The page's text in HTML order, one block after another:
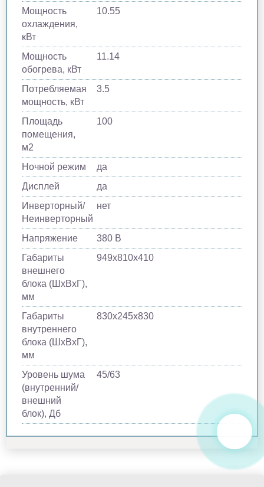
Мощность
охлаждения,
кВт
10.55
Мощность
обогрева, кВт
11.14
Потребляемая
мощность, кВт
3.5
Площадь
помещения,
м2
100
Ночной режим
да
Дисплей
да
Инверторный/
Неинверторный
нет
Напряжение
380 В
Габариты
внешнего
блока (ШхВхГ),
мм
949х810х410
Габариты
внутреннего
блока (ШхВхГ),
мм
830х245х830
Уровень шума
(внутренний/
внешний
блок), Дб
45/63